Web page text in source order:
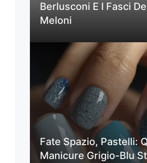
Berlusconi E I Fasci
Meloni
Fate Spazio, Pastelli:
Manicure Grigio-Blu